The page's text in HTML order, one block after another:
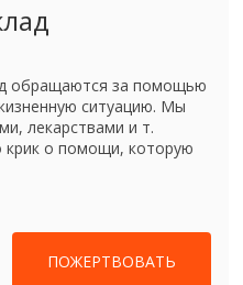
обращаются за помощью
ситуацию. Мы
лекарствами и т.
крик о помощи, которую
ПОЖЕРТВОВАТЬ